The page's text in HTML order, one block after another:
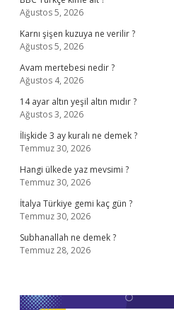
Ağustos 5, 2026
Karnı şişen kuzuya ne verilir ?
Ağustos 5, 2026
Avam mertebesi nedir ?
Ağustos 4, 2026
14 ayar altın yeşil altın mıdır ?
Ağustos 3, 2026
İlişkide 3 ay kuralı ne demek ?
Temmuz 30, 2026
Hangi ülkede yaz mevsimi ?
Temmuz 30, 2026
İtalya Türkiye gemi kaç gün ?
Temmuz 30, 2026
Subhanallah ne demek ?
Temmuz 28, 2026